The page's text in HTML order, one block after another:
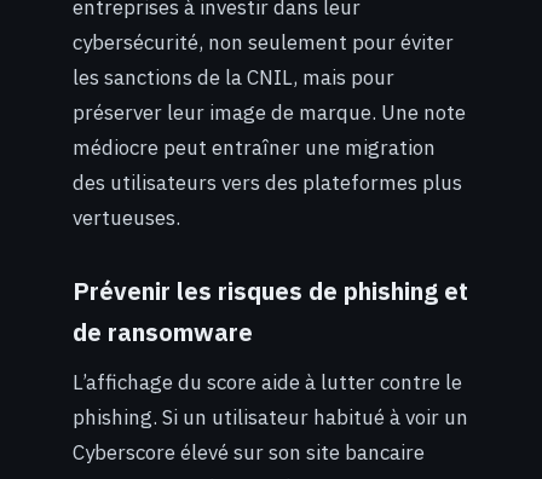
entreprises à investir dans leur
cybersécurité, non seulement pour éviter
les sanctions de la CNIL, mais pour
préserver leur image de marque. Une note
médiocre peut entraîner une migration
des utilisateurs vers des plateformes plus
vertueuses.
Prévenir les risques de phishing et
de ransomware
L’affichage du score aide à lutter contre le
phishing. Si un utilisateur habitué à voir un
Cyberscore élevé sur son site bancaire